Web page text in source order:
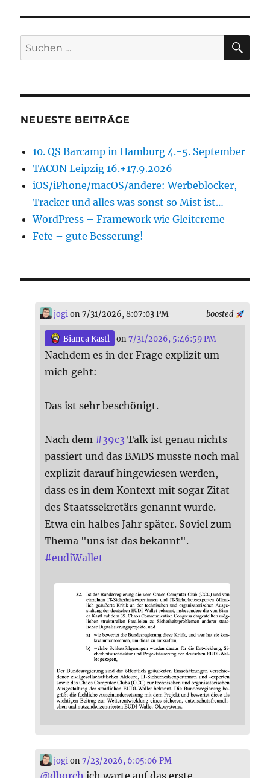
Suchen
nach:
NEUESTE BEITRÄGE
10. QS Barcamp in Hamburg 4.-5. September
TACON Leipzig 16.+17.9.2026
iOS/iPhone/macOS/andere: Werbeblocker,
Tracker und alles was sonst so Mist ist…
WordPress – Framework wie Gleitcreme
Fefe – gute Besserung!
boosted
jogion 7/31/2026, 8:07:03 PM
Bianca Kastl on7/31/2026, 5:46:59 PM
Nachdem es in der Frage explizit um
mich geht:
Das ist sehr beschönigt.
Nach dem #39c3 Talk ist genau nichts
passiert und das BMDS musste noch mal
explizit darauf hingewiesen werden,
dass es in dem Kontext mit sogar Zitat
des Staatssekretärs genannt wurde.
Etwa ein halbes Jahr später. Soviel zum
Thema "uns ist das bekannt".
#eudiWallet
jogi on7/23/2026, 6:05:06 PM
@dborch ich warte auf das erste